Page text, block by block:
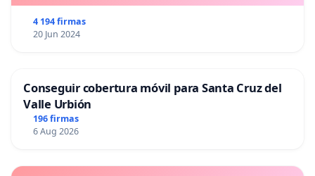
4 194 firmas
20 Jun 2024
Conseguir cobertura móvil para Santa Cruz del
Valle Urbión
196 firmas
6 Aug 2026